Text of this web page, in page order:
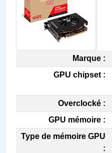
Marque :
GPU chipset :
Overclocké :
GPU mémoire :
Type de mémoire GPU
: